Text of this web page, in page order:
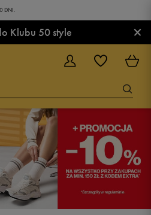
DNI.
Klubu 50 style ×